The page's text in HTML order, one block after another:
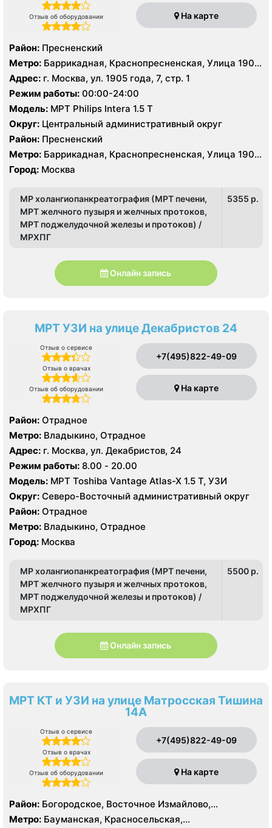
Отзыв об оборудовании На карте
Район: Пресненский
Метро: Баррикадная, Краснопресненская, Улица 1905
года
Адрес: г. Москва, ул. 1905 года, 7, стр. 1
Режим работы: 00:00-24:00
Модель: МРТ Philips Intera 1.5 T
Округ: Центральный административный округ
Район: Пресненский
Метро: Баррикадная, Краснопресненская, Улица 1905
года
Город: Москва
МР холангиопанкреатография (МРТ печени,
МРТ желчного пузыря и желчных протоков,
МРТ поджелудочной железы и протоков) /
МРХПГ
5355 p.
Онлайн запись
МРТ УЗИ на улице Декабристов 24
Отзыв о сервисе
Отзыв о врачах
Отзыв об оборудовании
+7(495)822-49-09
На карте
Район: Отрадное
Метро: Владыкино, Отрадное
Адрес: г. Москва, ул. Декабристов, 24
Режим работы: 8.00 - 20.00
Модель: МРТ Toshiba Vantage Atlas-X 1.5 Т, УЗИ
Округ: Северо-Восточный административный округ
Район: Отрадное
Метро: Владыкино, Отрадное
Город: Москва
МР холангиопанкреатография (МРТ печени,
МРТ желчного пузыря и желчных протоков,
МРТ поджелудочной железы и протоков) /
МРХПГ
5500 p.
Онлайн запись
МРТ КТ и УЗИ на улице Матросская Тишина
14А
Отзыв о сервисе
Отзыв о врачах
Отзыв об оборудовании
+7(495)822-49-09
На карте
Район: Богородское, Восточное Измайлово,
Измайлово, Северное Измайлово, Соколиная Гора,
Метро: Бауманская, Красносельская,